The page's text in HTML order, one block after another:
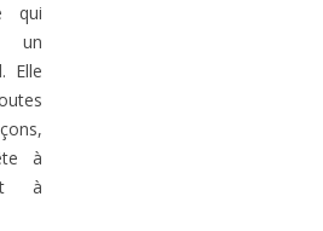
qui
un
Elle
à
à